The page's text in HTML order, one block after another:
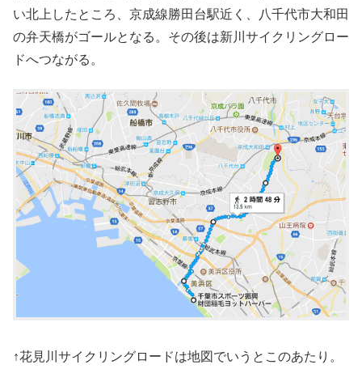
い北上したところ、京成線勝田台駅近く、八千代市大和田
の弁天橋がゴールとなる。その後は新川サイクリングロー
ドへつながる。
↑花見川サイクリングロードは地図でいうとこのあたり。